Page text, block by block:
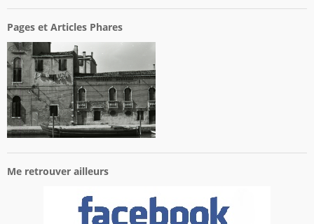
Pages et Articles Phares
Me retrouver ailleurs